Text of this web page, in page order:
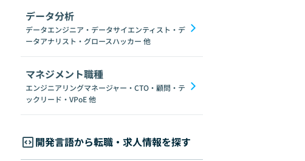
データ分析
データエンジニア・データサイエンティスト・デ
ータアナリスト・グロースハッカー 他
マネジメント職種
エンジニアリングマネージャー・CTO・顧問・テ
ックリード・VPoE他
開発言語から転職・求人情報を探す